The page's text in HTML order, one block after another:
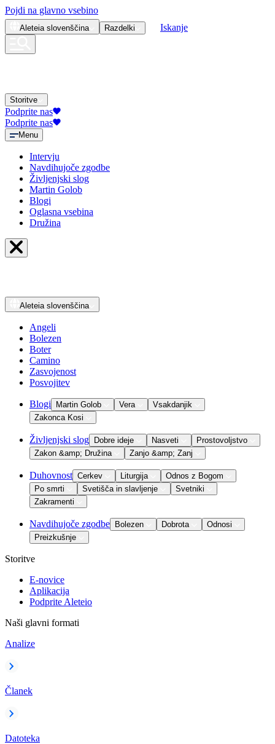
Pojdi na glavno vsebino
Aleteia slovenščina Razdelki Iskanje
Storitve
Podprite nas
Podprite nas
Menu
Intervju
Navdihujoče zgodbe
Življenjski slog
Martin Golob
Blogi
Oglasna vsebina
Družina
Aleteia slovenščina
Angeli
Bolezen
Boter
Camino
Zasvojenost
Posvojitev
Blogi Martin Golob Vera
Vsakdanjik
Zakonca Kosi
Življenjski slog Dobre ideje Nasveti
Prostovoljstvo
Zakon &amp; Družina
Zanjo &amp; Zanj
Duhovnost Cerkev Liturgija
Odnos z Bogom
Po smrti
Svetišča in slavljenje
Svetniki
Zakramenti
Navdihujoče zgodbe Bolezen Dobrota
Odnosi
Preizkušnje
Storitve
E-novice
Aplikacija
Podprite Aleteio
Naši glavni formati
Analize
Članek
Datoteka